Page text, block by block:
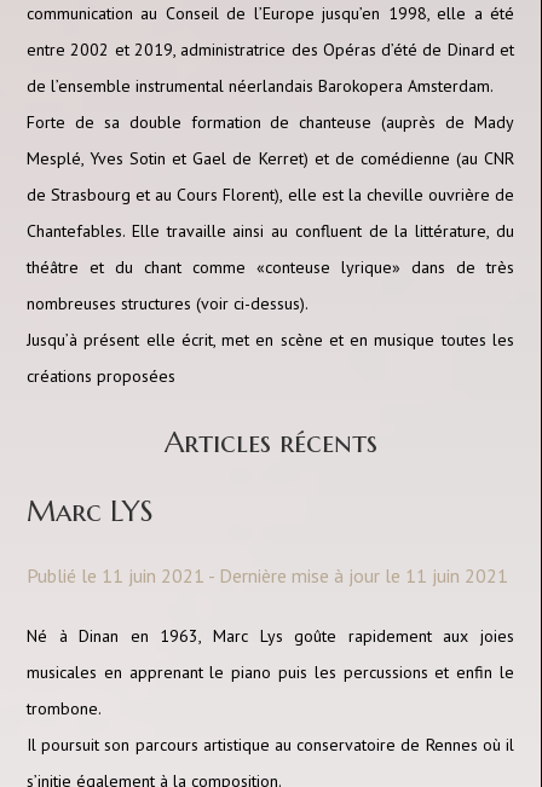
communication au Conseil de l’Europe jusqu’en 1998, elle a été
entre 2002 et 2019, administratrice des Opéras d’été de Dinard et
de l’ensemble instrumental néerlandais Barokopera Amsterdam.
Forte de sa double formation de chanteuse (auprès de Mady
Mesplé, Yves Sotin et Gael de Kerret) et de comédienne (au CNR
de Strasbourg et au Cours Florent), elle est la cheville ouvrière de
Chantefables. Elle travaille ainsi au confluent de la littérature, du
théâtre et du chant comme «conteuse lyrique» dans de très
nombreuses structures (voir ci-dessus).
Jusqu’à présent elle écrit, met en scène et en musique toutes les
créations proposées
Articles récents
Marc LYS
Publié le 11 juin 2021 - Dernière mise à jour le 11 juin 2021
Né à Dinan en 1963, Marc Lys goûte rapidement aux joies
musicales en apprenant le piano puis les percussions et enfin le
trombone.
Il poursuit son parcours artistique au conservatoire de Rennes où il
s’initie également à la composition.